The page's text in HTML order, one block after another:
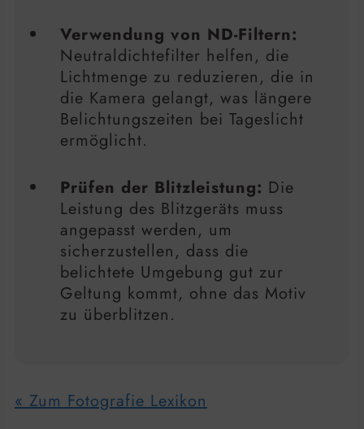
Verwendung von ND-Filtern:
Neutraldichtefilter helfen, die
Lichtmenge zu reduzieren, die in
die Kamera gelangt, was längere
Belichtungszeiten bei Tageslicht
ermöglicht.
Prüfen der Blitzleistung: Die
Leistung des Blitzgeräts muss
angepasst werden, um
sicherzustellen, dass die
belichtete Umgebung gut zur
Geltung kommt, ohne das Motiv
zu überblitzen.
« Zum Fotografie Lexikon